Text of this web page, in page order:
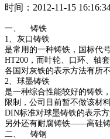
时间： 2012-11-15
一、
铸铁
1
、灰口铸铁
是常用的一种铸铁，国标代
HT200 ，而叶轮、口环、轴
各国对灰铁的表示方法有所
2 、球墨铸铁
是一种综合性能较好的铸铁
限制，公司目前暂不做该材料
DIN标准对球墨铸铁的表示
另外还有耐腐铸铁——高硅
二、
铸钢